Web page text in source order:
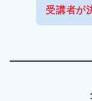
受講者が
＊成果を